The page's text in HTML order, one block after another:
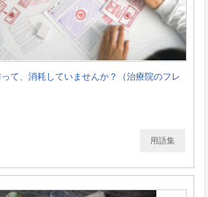
て、消耗していませんか？（治療院のフレ
用語集